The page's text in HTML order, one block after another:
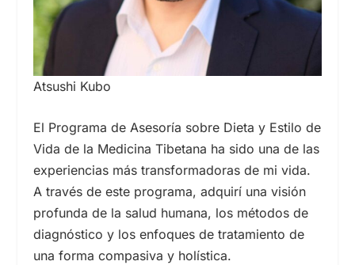
Atsushi Kubo
El Programa de Asesoría sobre Dieta y Estilo de
Vida de la Medicina Tibetana ha sido una de las
experiencias más transformadoras de mi vida.
A través de este programa, adquirí una visión
profunda de la salud humana, los métodos de
diagnóstico y los enfoques de tratamiento de
una forma compasiva y holística.